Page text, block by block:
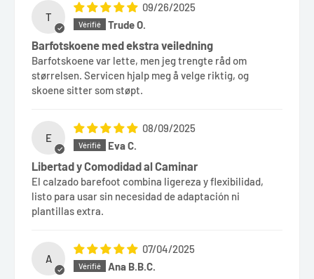
T
09/26/2025
Trude O.
Barfotskoene med ekstra veiledning
Barfotskoene var lette, men jeg trengte råd om
størrelsen. Servicen hjalp meg å velge riktig, og
skoene sitter som støpt.
E
08/09/2025
Eva C.
Libertad y Comodidad al Caminar
El calzado barefoot combina ligereza y flexibilidad,
listo para usar sin necesidad de adaptación ni
plantillas extra.
A
07/04/2025
Ana B.B.C.